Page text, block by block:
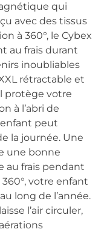
qui
avec des tissus
à 360°, le Cybex
au frais durant
inoubliables
rétractable et
protège votre
à l’abri de
enfant peut
la journée. Une
une bonne
au frais pendant
votre enfant
long de l’année.
l’air circuler,